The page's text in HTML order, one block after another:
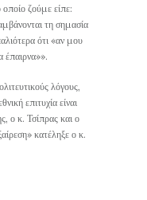
ζούμε είπε:
τη σημασία
ότι «αν μου
έπαιρνα»».
λόγους,
επιτυχία είναι
ο κ. Τσίπρας και ο
κατέληξε ο κ.